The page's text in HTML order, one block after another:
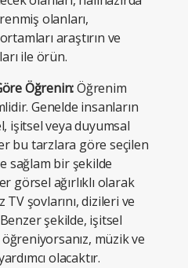
olanları,
araştırın ve
ile örün.
Öğrenin:Öğrenim
Genelde insanların
işitsel veya duyumsal
bu tarzlara göre seçilen
sağlam bir şekilde
görsel ağırlıklı olarak
şovlarını, dizileri ve
şekilde, işitsel
öğreniyorsanız, müzik ve
olacaktır.